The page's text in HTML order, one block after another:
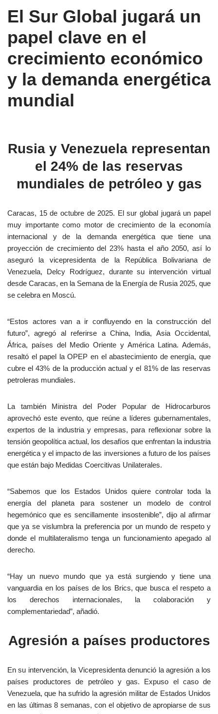
El Sur Global jugará un
papel clave en el
crecimiento económico
y la demanda energética
mundial
Rusia y Venezuela representan
el 24% de las reservas
mundiales de petróleo y gas
Caracas, 15 de octubre de 2025. El sur global jugará un papel
muy importante como motor de crecimiento de la economía
internacional y de la demanda energética que tiene una
proyección de crecimiento del 23% hasta el año 2050, así lo
aseguró la vicepresidenta de la República Bolivariana de
Venezuela, Delcy Rodríguez, durante su intervención virtual
desde Caracas, en la Semana de la Energía de Rusia 2025, que
se celebra en Moscú.
“Estos actores van a ir confluyendo en la construcción del
futuro”, agregó al referirse a China, India, Asia Occidental,
África, países del Medio Oriente y América Latina. Además,
resaltó el papel la OPEP en el abastecimiento de energía, que
cubre el 43% de la producción actual y el 81% de las reservas
petroleras mundiales.
La también Ministra del Poder Popular de Hidrocarburos
aprovechó este evento, que reúne a líderes gubernamentales,
expertos de la industria y empresas, para reflexionar sobre la
tensión geopolítica actual, los desafíos que enfrentan la industria
energética y el impacto de las inversiones a futuro de los países
que están bajo Medidas Coercitivas Unilaterales.
“Sabemos que los Estados Unidos quiere controlar toda la
energía del planeta para sostener un modelo de control
hegemónico que es sencillamente insostenible”, dijo al afirmar
que ya se vislumbra la preferencia por un mundo de respeto y
donde el multilateralismo tenga un funcionamiento apegado al
derecho.
“Hay un nuevo mundo que ya está surgiendo y tiene una
vanguardia en los países de los Brics, que busca el respeto a
los derechos internacionales, la colaboración y
complementariedad”, añadió.
Agresión a países productores
En su intervención, la Vicepresidenta denunció la agresión a los
países productores de petróleo y gas. Expuso el caso de
Venezuela, que ha sufrido la agresión militar de Estados Unidos
en las últimas 8 semanas, con el objetivo de apropiarse de sus